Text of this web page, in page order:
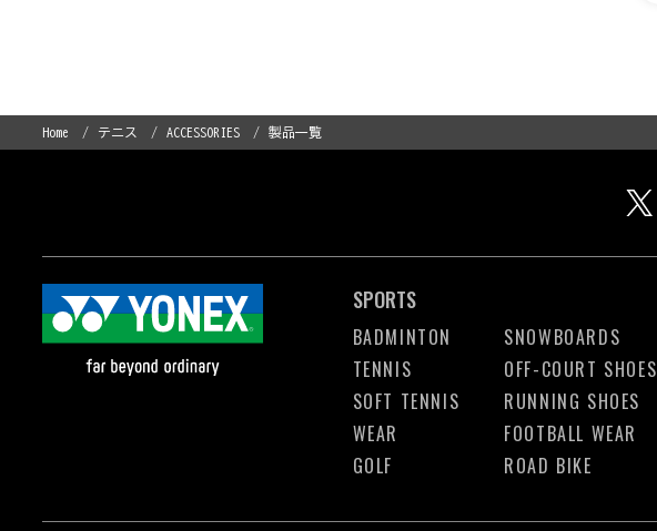
Home テニス ACCESSORIES 製品一覧
SPORTS
BADMINTON
TENNIS
SOFT TENNIS
WEAR
GOLF
SNOWBOARDS
OFF-COURT SHOES
RUNNING SHOES
FOOTBALL WEAR
ROAD BIKE